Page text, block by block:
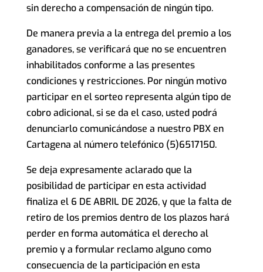
sin derecho a compensación de ningún tipo.
De manera previa a la entrega del premio a los
ganadores, se verificará que no se encuentren
inhabilitados conforme a las presentes
condiciones y restricciones. Por ningún motivo
participar en el sorteo representa algún tipo de
cobro adicional, si se da el caso, usted podrá
denunciarlo comunicándose a nuestro PBX en
Cartagena al número telefónico (5)6517150.
Se deja expresamente aclarado que la
posibilidad de participar en esta actividad
finaliza el 6 DE ABRIL DE 2026, y que la falta de
retiro de los premios dentro de los plazos hará
perder en forma automática el derecho al
premio y a formular reclamo alguno como
consecuencia de la participación en esta